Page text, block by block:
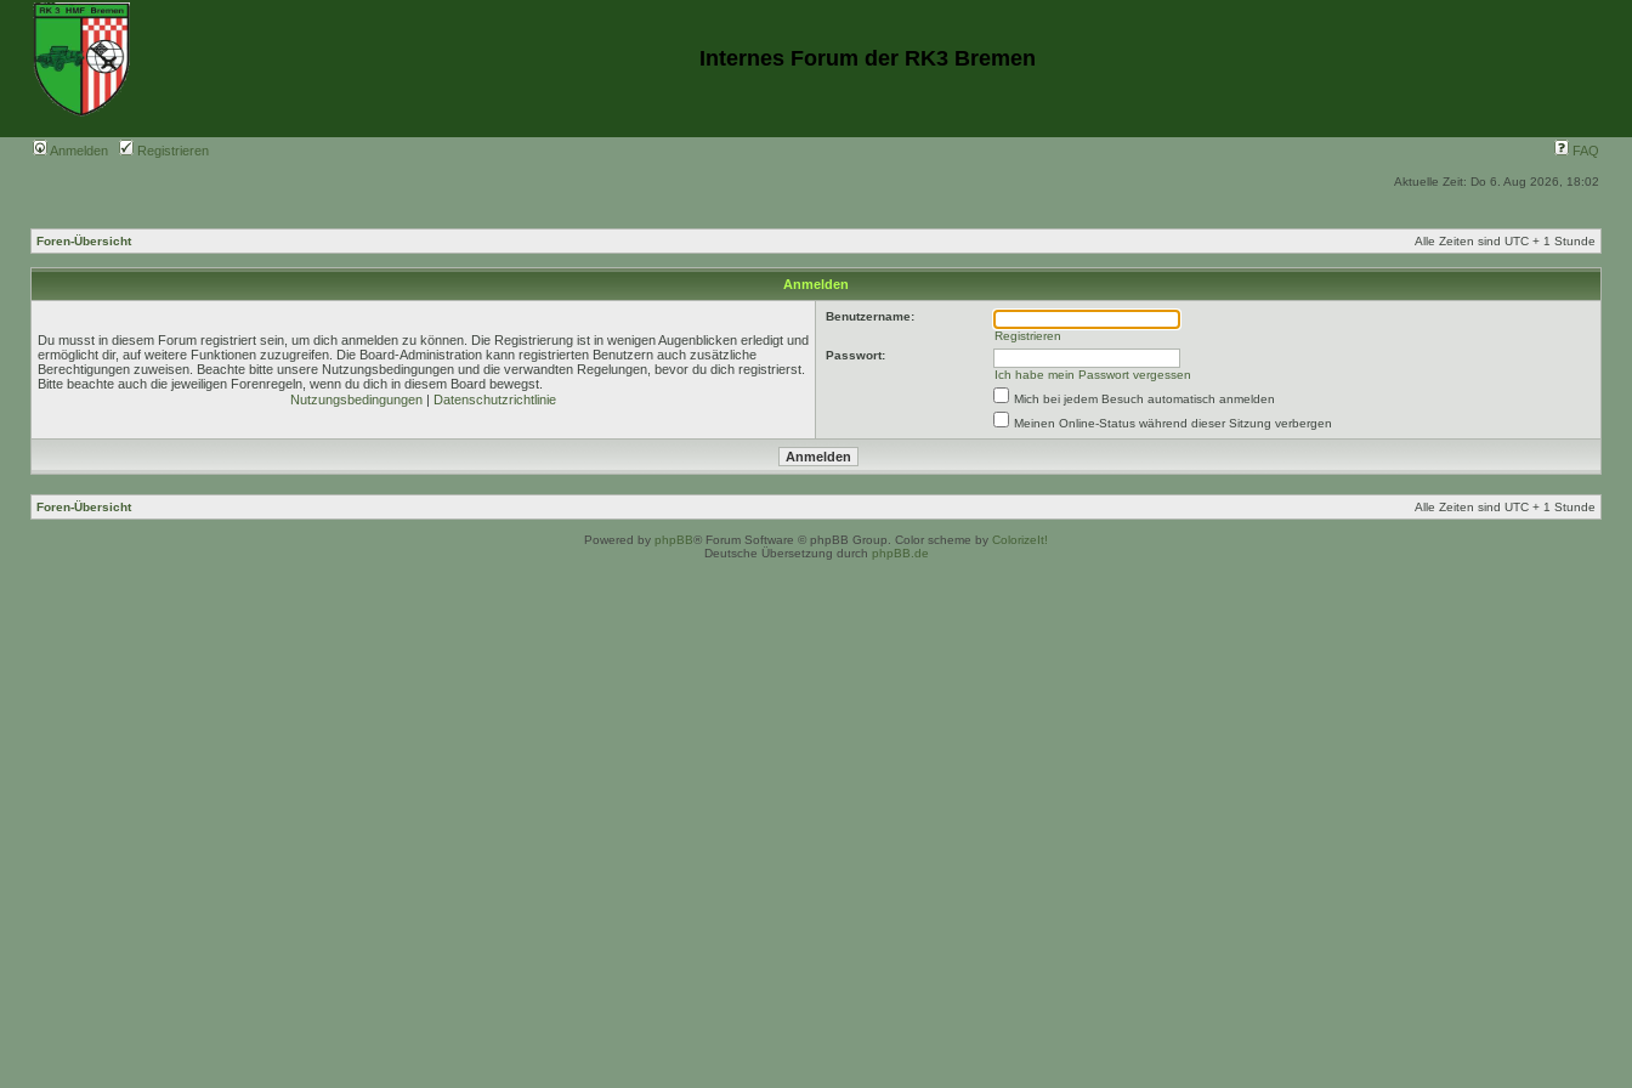
Internes Forum der RK3 Bremen
Anmelden Registrieren FAQ
Aktuelle Zeit: Do 6. Aug 2026, 18:02
Foren-Übersicht Alle Zeiten sind UTC + 1 Stunde
Anmelden
Du musst in diesem Forum registriert sein, um dich anmelden zu können. Die Registrierung ist in wenigen Augenblicken erledigt und
ermöglicht dir, auf weitere Funktionen zuzugreifen. Die Board-Administration kann registrierten Benutzern auch zusätzliche
Berechtigungen zuweisen. Beachte bitte unsere Nutzungsbedingungen und die verwandten Regelungen, bevor du dich registrierst.
Bitte beachte auch die jeweiligen Forenregeln, wenn du dich in diesem Board bewegst.
Nutzungsbedingungen | Datenschutzrichtlinie
Benutzername:
Registrieren
Passwort:
Ich habe mein Passwort vergessen
Mich bei jedem Besuch automatisch anmelden
Meinen Online-Status während dieser Sitzung verbergen
Foren-Übersicht Alle Zeiten sind UTC + 1 Stunde
Powered by phpBB® Forum Software © phpBB Group. Color scheme by ColorizeIt!
Deutsche Übersetzung durch phpBB.de